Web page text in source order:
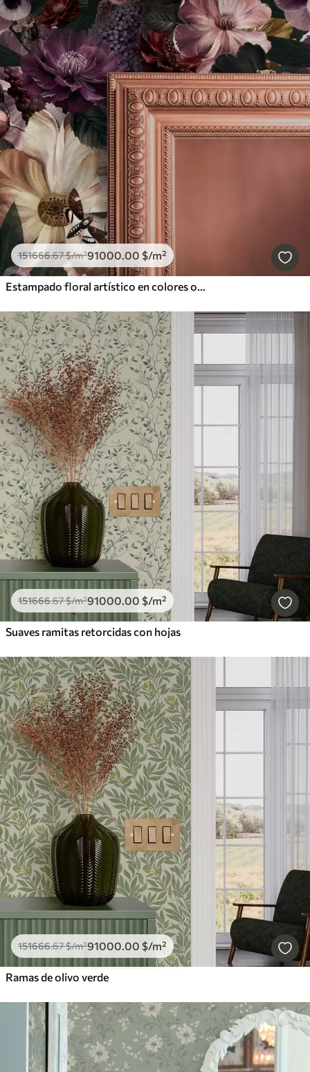
151666.67$/m²91000.00 $/m²
Estampado floral artístico en colores oscuros
151666.67$/m²91000.00 $/m²
Suaves ramitas retorcidas con hojas
151666.67$/m²91000.00 $/m²
Ramas de olivo verde